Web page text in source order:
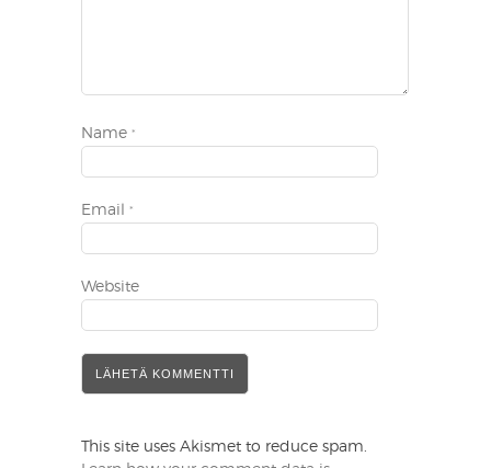
Name *
Email *
Website
This site uses Akismet to reduce spam.